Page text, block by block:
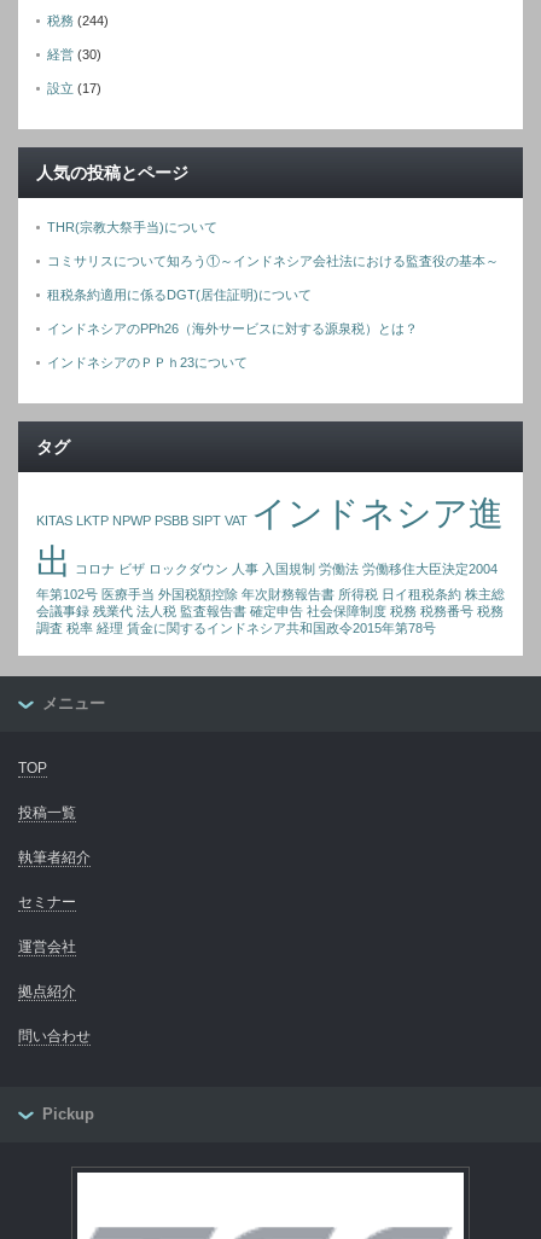
税務 (244)
経営 (30)
設立 (17)
人気の投稿とページ
THR(宗教大祭手当)について
コミサリスについて知ろう①～インドネシア会社法における監査役の基本～
租税条約適用に係るDGT(居住証明)について
インドネシアのPPh26（海外サービスに対する源泉税）とは？
インドネシアのＰＰｈ23について
タグ
KITAS LKTP NPWP PSBB SIPT VAT インドネシア進
出
コロナ ビザ ロックダウン 人事 入国規制 労働法 労働移住大臣決定2004
年第102号 医療手当 外国税額控除 年次財務報告書 所得税 日イ租税条約 株主総
会議事録 残業代 法人税 監査報告書 確定申告 社会保障制度 税務 税務番号 税務
調査 税率 経理 賃金に関するインドネシア共和国政令2015年第78号
メニュー
TOP
投稿一覧
執筆者紹介
セミナー
運営会社
拠点紹介
問い合わせ
Pickup